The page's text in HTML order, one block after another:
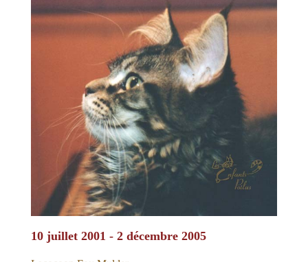
10 juillet 2001 - 2 décembre 2005